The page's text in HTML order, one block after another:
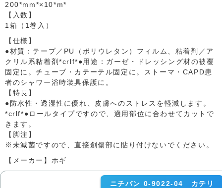
200*mm*×10*m*
【入数】
1箱（1巻入）
【仕様】
●材質：テープ／PU（ポリウレタン）フィルム、粘着剤／ア
クリル系粘着剤*crlf*●用途：ガーゼ・ドレッシング材の被覆
固定に。チューブ・カテーテル固定に。ストーマ・CAPD患
者のシャワー浴時装具保護に。
【特長】
●防水性・透湿性に優れ、皮膚へのストレスを軽減します。
*crlf*●ロールタイプですので、適用部位に合わせてカットで
きます。
【脚注】
※未滅菌ですので、直接創傷部に貼り付けないでください。
【メーカー】ホギ
ニチバン 0-9022-04 カテリ